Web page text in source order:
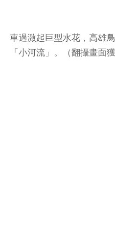
車過激起巨型水花，高雄
「小河流」。（翻攝畫面